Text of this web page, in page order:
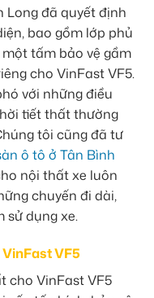
Long đã quyết định
bao gồm lớp phủ
tấm bảo vệ gầm
cho VinFast VF5.
với những điều
tiết thất thường
tôi cũng đã tư
ô tô ở Tân Bình
nội thất xe luôn
chuyến đi dài,
sử dụng xe.
VF5
cho VinFast VF5